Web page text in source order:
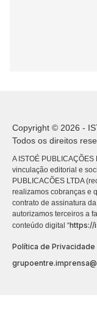
Copyright © 2026 -
Todos os direitos
A ISTOÉ
vinculação editorial e
PUBLICACÕES LTDA
realizamos cobranças e
contrato de assinatura
autorizamos terceiros a
conteúdo digital “https://
Política de Privacidade